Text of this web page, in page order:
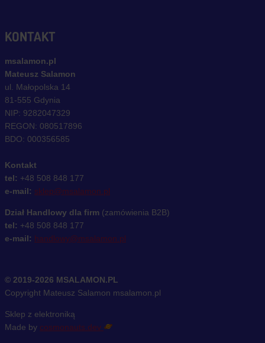
KONTAKT
msalamon.pl
Mateusz Salamon
ul. Małopolska 14
81-555 Gdynia
NIP: 9282047329
REGON: 080517896
BDO: 000356585
Kontakt
tel: +48 508 848 177
e-mail: sklep@msalamon.pl
Dział Handlowy dla firm (zamówienia B2B)
tel: +48 508 848 177
e-mail: handlowy@msalamon.pl
© 2019-2026 MSALAMON.PL
Copyright Mateusz Salamon msalamon.pl
Sklep z elektroniką
Made by cosmonauts.dev